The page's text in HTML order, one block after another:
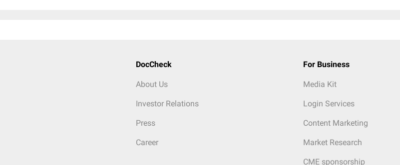
DocCheck
About Us
Investor Relations
Press
Career
For Business
Media Kit
Login Services
Content Marketing
Market Research
CME sponsorship